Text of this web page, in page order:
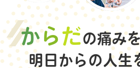
からだの痛み
明日からの人生